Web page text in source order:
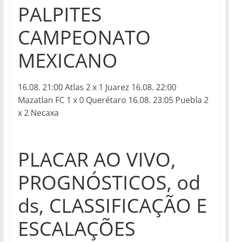
PALPITES
CAMPEONATO
MEXICANO
16.08. 21:00 Atlas 2 x 1 Juarez 16.08. 22:00
Mazatlan FC 1 x 0 Querétaro 16.08. 23:05 Puebla 2
x 2 Necaxa
PLACAR AO VIVO,
PROGNÓSTICOS, od
ds, CLASSIFICAÇÃO E
ESCALAÇÕES